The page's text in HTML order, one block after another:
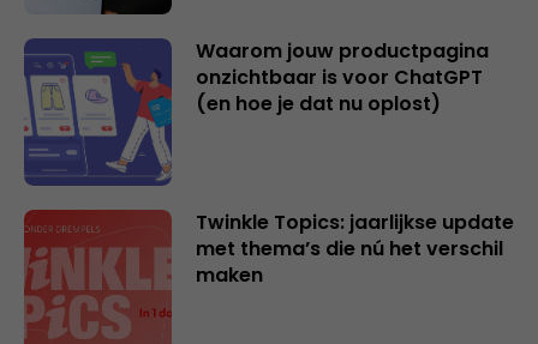
Waarom jouw productpagina
onzichtbaar is voor ChatGPT
(en hoe je dat nu oplost)
Twinkle Topics: jaarlijkse update
met thema’s die nú het verschil
maken